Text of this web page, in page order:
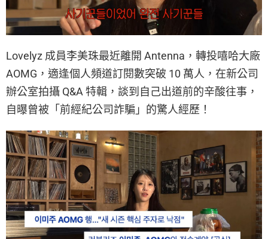
Lovelyz 成員李美珠最近離開 Antenna，轉投嘻哈大廠
AOMG，適逢個人頻道訂閱數突破 10 萬人，在新公司
辦公室拍攝 Q&A 特輯，談到自己出道前的辛酸往事，
自曝曾被「前經紀公司詐騙」的驚人經歷！